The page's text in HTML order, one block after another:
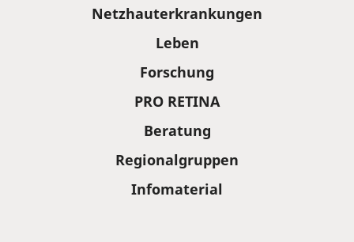
Netzhauterkrankungen
Leben
Forschung
PRO RETINA
Beratung
Regionalgruppen
Infomaterial